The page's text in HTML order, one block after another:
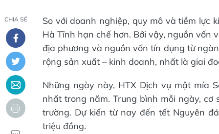
CHIA SẺ
So với doanh nghiệp, quy mô và tiềm lực
Hà Tĩnh hạn chế hơn. Bởi vậy, nguồn vốn
địa phương và nguồn vốn tín dụng từ
rộng sản xuất – kinh doanh, nhất là giai
Những ngày này, HTX Dịch vụ mật mía
nhất trong năm. Trung bình mỗi ngày,
trường. Dự kiến từ nay đến tết Nguyên
triệu đồng.